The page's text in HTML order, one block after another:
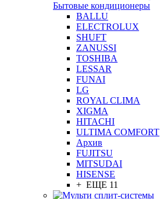
Бытовые кондиционеры
BALLU
ELECTROLUX
SHUFT
ZANUSSI
TOSHIBA
LESSAR
FUNAI
LG
ROYAL CLIMA
XIGMA
HITACHI
ULTIMA COMFORT
Архив
FUJITSU
MITSUDAI
HISENSE
+ ЕЩЕ 11